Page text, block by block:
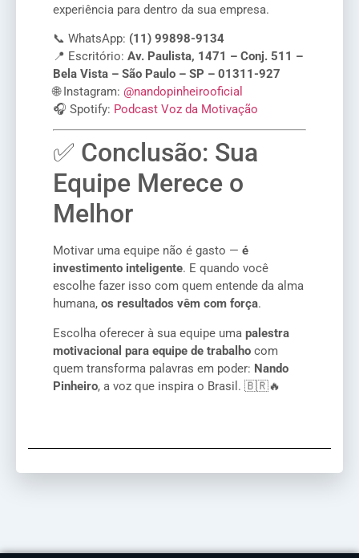
experiência para dentro da sua empresa.
📞 WhatsApp: (11) 99898-9134
📍 Escritório: Av. Paulista, 1471 – Conj. 511 –
Bela Vista – São Paulo – SP – 01311-927
🌐 Instagram: @nandopinheirooficial
🎧 Spotify: Podcast Voz da Motivação
✅ Conclusão: Sua
Equipe Merece o
Melhor
Motivar uma equipe não é gasto — é
investimento inteligente. E quando você
escolhe fazer isso com quem entende da alma
humana, os resultados vêm com força.
Escolha oferecer à sua equipe uma palestra
motivacional para equipe de trabalho com
quem transforma palavras em poder: Nando
Pinheiro, a voz que inspira o Brasil. 🇧🇷🔥